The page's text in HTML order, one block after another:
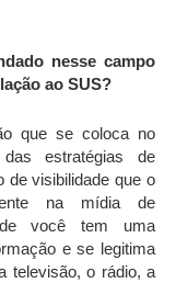
nesse campo
ao SUS?
que se coloca no
estratégias de
de visibilidade que o
na mídia de
você tem uma
e se legitima
televisão, o rádio, a